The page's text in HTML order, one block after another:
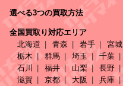
選べる3つの買取方法
全国買取り対応エリア
北海道
青森 岩手 宮城
栃木
群馬 埼玉 千葉
石川
福井 山梨 長野
滋賀
京都 大阪 兵庫